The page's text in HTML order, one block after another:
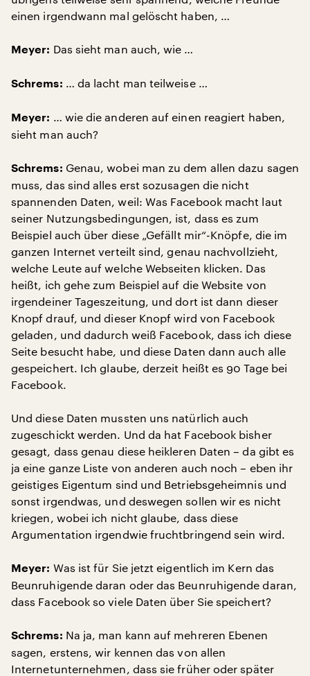
einen irgendwann mal gelöscht haben, …
Meyer: Das sieht man auch, wie …
Schrems: … da lacht man teilweise …
Meyer: … wie die anderen auf einen reagiert haben,
sieht man auch?
Schrems: Genau, wobei man zu dem allen dazu sagen
muss, das sind alles erst sozusagen die nicht
spannenden Daten, weil: Was Facebook macht laut
seiner Nutzungsbedingungen, ist, dass es zum
Beispiel auch über diese „Gefällt mir“-Knöpfe, die im
ganzen Internet verteilt sind, genau nachvollzieht,
welche Leute auf welche Webseiten klicken. Das
heißt, ich gehe zum Beispiel auf die Website von
irgendeiner Tageszeitung, und dort ist dann dieser
Knopf drauf, und dieser Knopf wird von Facebook
geladen, und dadurch weiß Facebook, dass ich diese
Seite besucht habe, und diese Daten dann auch alle
gespeichert. Ich glaube, derzeit heißt es 90 Tage bei
Facebook.
Und diese Daten mussten uns natürlich auch
zugeschickt werden. Und da hat Facebook bisher
gesagt, dass genau diese heikleren Daten – da gibt es
ja eine ganze Liste von anderen auch noch – eben ihr
geistiges Eigentum sind und Betriebsgeheimnis und
sonst irgendwas, und deswegen sollen wir es nicht
kriegen, wobei ich nicht glaube, dass diese
Argumentation irgendwie fruchtbringend sein wird.
Meyer: Was ist für Sie jetzt eigentlich im Kern das
Beunruhigende daran oder das Beunruhigende daran,
dass Facebook so viele Daten über Sie speichert?
Schrems: Na ja, man kann auf mehreren Ebenen
sagen, erstens, wir kennen das von allen
Internetunternehmen, dass sie früher oder später